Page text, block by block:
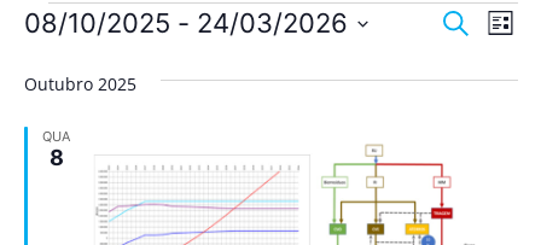
de
e
Pesquisar
Lista
08/10/2025 - 24/03/2026
data.
Outubro 2025
QUA
8